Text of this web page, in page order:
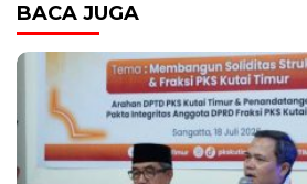
BACA JUGA